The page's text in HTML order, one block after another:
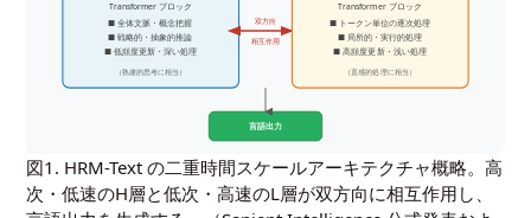
Transformer ブロック
■ 全体文脈・概念把握
■ 戦略的・抽象的推論
■ 低頻度更新・深い処理
（熟慮的思考に相当）
双方向
相互作用
Transformer ブロック
■ トークン単位の逐次処理
■ 局所的・実行的処理
■ 高頻度更新・浅い処理
（直感的処理に相当）
言語出力
図1. HRM-Text の二重時間スケールアーキテクチャ概略。高
次・低速のH層と低次・高速のL層が双方向に相互作用し、